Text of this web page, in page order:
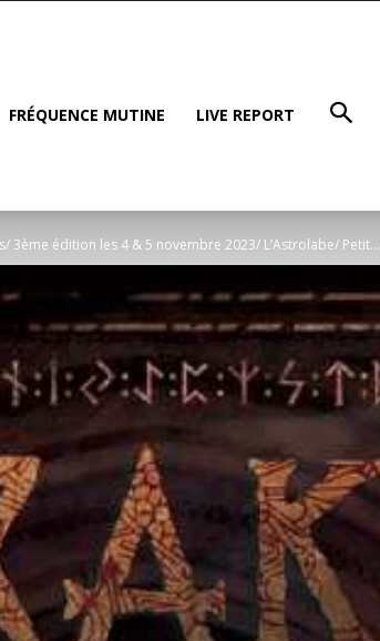
FRÉQUENCE MUTINE LIVE REPORT
3ème édition les 4 & 5 novembre 2023/ L’Astrolabe/ Petit...